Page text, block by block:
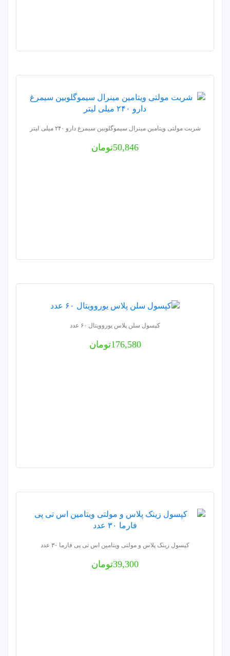
شربت مولتی ویتامین مینرال سیموگلوبین سیمرغ دارو ۲۴۰ میلی لیتر
50,846تومان
کپسول سلن پلاس یوروویتال ۶۰ عدد
176,580تومان
کپسول زینک پلاس و مولتی ویتامین اس تی پی فارما ۳۰ عدد
39,300تومان